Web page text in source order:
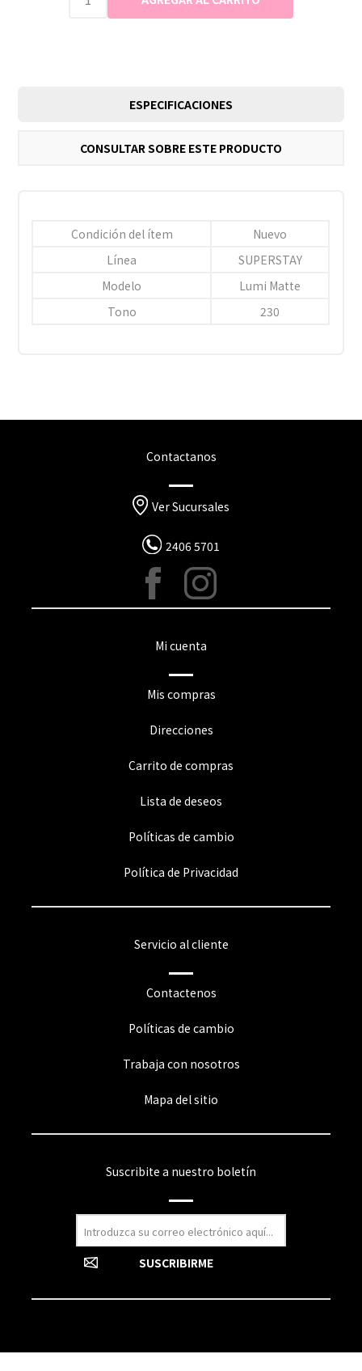
ESPECIFICACIONES
CONSULTAR SOBRE ESTE PRODUCTO
Condición del ítem
Nuevo
Línea
SUPERSTAY
Modelo
Lumi Matte
Tono
230
Contactanos
Ver Sucursales
2406 5701
Mi cuenta
Mis compras
Direcciones
Carrito de compras
Lista de deseos
Políticas de cambio
Política de Privacidad
Servicio al cliente
Contactenos
Políticas de cambio
Trabaja con nosotros
Mapa del sitio
Suscribite a nuestro boletín